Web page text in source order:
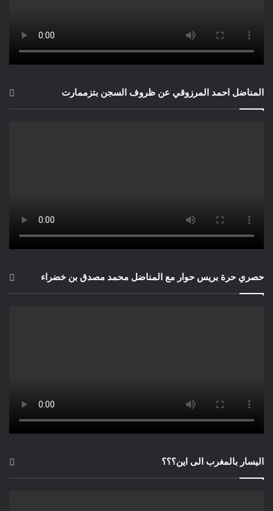
المناضل احمد المرزوقي عن ظروف السجن بتزممارت
حصري حرة بريس حوار مع المناضل محمد مصدق بن خضراء
اليسار بالمغرب الى اين؟؟؟